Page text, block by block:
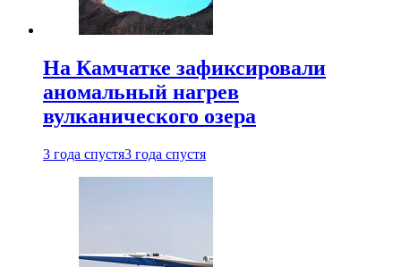
На Камчатке зафиксировали
аномальный нагрев
вулканического озера
3 года спустя3 года спустя